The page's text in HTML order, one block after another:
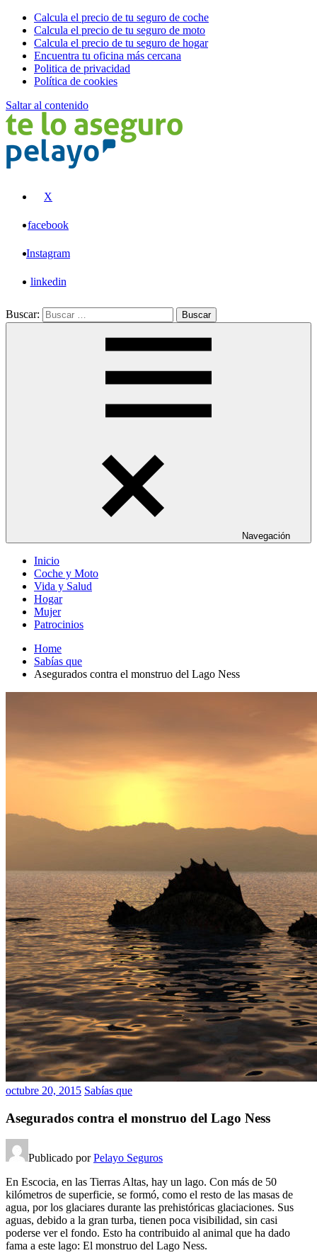
Calcula el precio de tu seguro de coche
Calcula el precio de tu seguro de moto
Calcula el precio de tu seguro de hogar
Encuentra tu oficina más cercana
Politica de privacidad
Política de cookies
Saltar al contenido
X
facebook
Instagram
linkedin
Buscar: Buscar
Navegación
Inicio
Coche y Moto
Vida y Salud
Hogar
Mujer
Patrocinios
Home
Sabías que
Asegurados contra el monstruo del Lago Ness
octubre 20, 2015 Sabías que
Asegurados contra el monstruo del Lago Ness
Publicado porPelayo Seguros
En Escocia, en las Tierras Altas, hay un lago. Con más de 50
kilómetros de superficie, se formó, como el resto de las masas de
agua, por los glaciares durante las prehistóricas glaciaciones. Sus
aguas, debido a la gran turba, tienen poca visibilidad, sin casi
poderse ver el fondo. Esto ha contribuido al animal que ha dado
fama a este lago: El monstruo del Lago Ness.